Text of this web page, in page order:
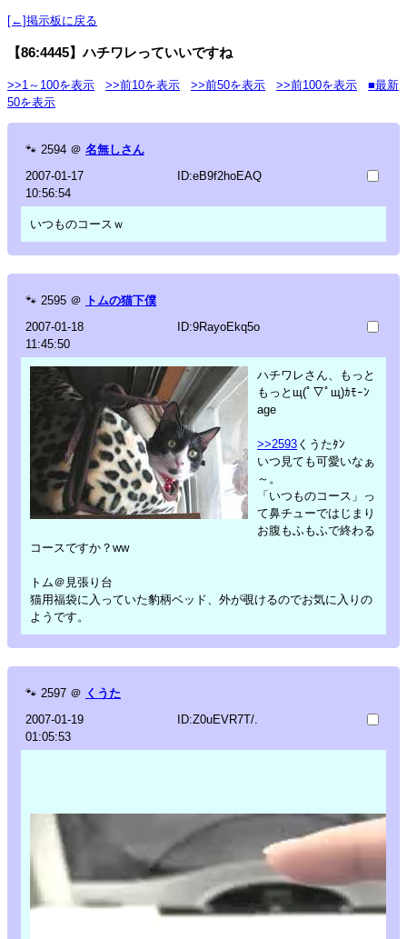
[←]掲示板に戻る
【86:4445】ハチワレっていいですね
>>1～100を表示 >>前10を表示 >>前50を表示 >>前100を表示
■最新
50を表示
🐾 2594 ＠ 名無しさん
2007-01-17
10:56:54
ID:eB9f2hoEAQ
いつものコースｗ
🐾 2595 ＠ トムの猫下僕
2007-01-18
11:45:50
ID:9RayoEkq5o
ハチワレさん、もっと
もっとщ(ﾟ▽ﾟщ)ｶﾓｰﾝ
age
>>2593 くうたﾀﾝ
いつ見ても可愛いなぁ
～。
「いつものコース」っ
て鼻チューではじまり
お腹もふもふで終わる
コースですか？ww
トム＠見張り台
猫用福袋に入っていた豹柄ベッド、外が覗けるのでお気に入りの
ようです。
🐾 2597 ＠ くうた
2007-01-19
01:05:53
ID:Z0uEVR7T/.